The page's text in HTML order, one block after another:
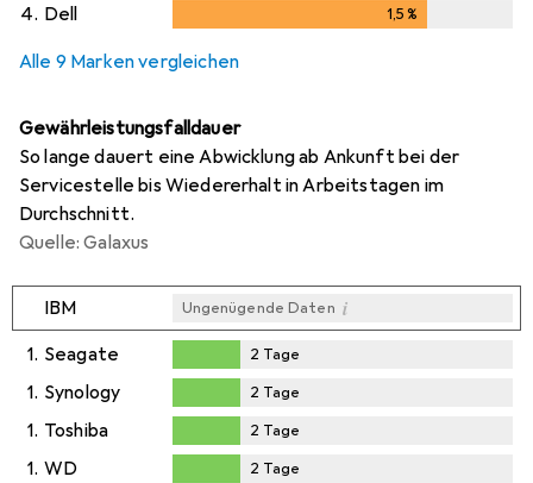
4. Dell 1,5%
Alle 9 Marken vergleichen
Gewährleistungsfalldauer
So lange dauert eine Abwicklung ab Ankunft bei der
Servicestelle bis Wiedererhalt in Arbeitstagen im
Durchschnitt.
Quelle: Galaxus
IBM Ungenügende Daten i
1. Seagate
2Tage
2 Tage
1. Synology
2Tage
2 Tage
1. Toshiba
2Tage
2 Tage
1. WD 2 Tage